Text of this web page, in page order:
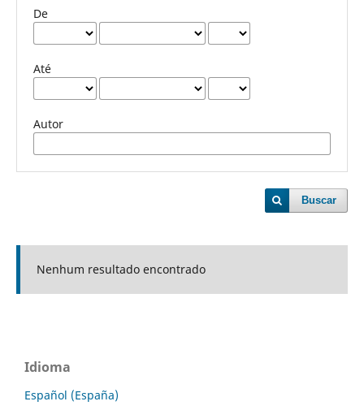
De
Até
Autor
Buscar
Nenhum resultado encontrado
Idioma
Español (España)